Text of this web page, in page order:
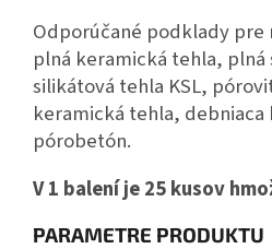
Odporúčané podklady pre
plná keramická tehla,
silikátová tehla KSL,
keramická tehla,
pórobetón.
V 1 balení je 25 kusov
PARAMETRE PRODUKTU